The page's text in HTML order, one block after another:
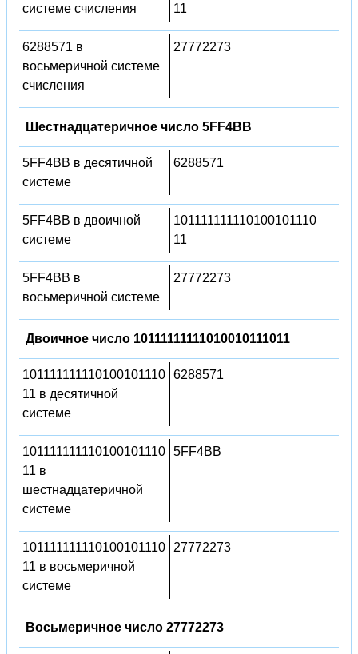
системе счисления
11
6288571 в
восьмеричной системе
счисления
27772273
Шестнадцатеричное число 5FF4BB
5FF4BB в десятичной
системе
6288571
5FF4BB в двоичной
системе
101111111110100101110
11
5FF4BB в
восьмеричной системе
27772273
Двоичное число 10111111111010010111011
101111111110100101110
11 в десятичной
системе
6288571
101111111110100101110
11 в
шестнадцатеричной
системе
5FF4BB
101111111110100101110
11 в восьмеричной
системе
27772273
Восьмеричное число 27772273